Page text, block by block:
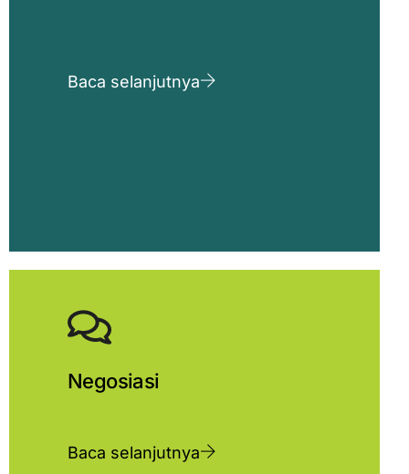
Baca selanjutnya
Negosiasi
Baca selanjutnya